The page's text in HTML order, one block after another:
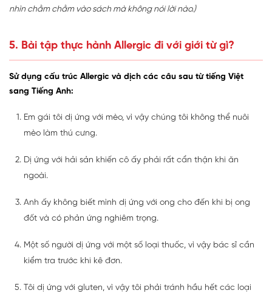
nhìn chằm chằm vào sách mà không nói lời nào.)
5. Bài tập thực hành Allergic đi với giới từ gì?
Sử dụng cấu trúc Allergic và dịch các câu sau từ tiếng Việt
sang Tiếng Anh:
Em gái tôi dị ứng với mèo, vì vậy chúng tôi không thể nuôi
mèo làm thú cưng.
Dị ứng với hải sản khiến cô ấy phải rất cẩn thận khi ăn
ngoài.
Anh ấy không biết mình dị ứng với ong cho đến khi bị ong
đốt và có phản ứng nghiêm trọng.
Một số người dị ứng với một số loại thuốc, vì vậy bác sĩ cần
kiểm tra trước khi kê đơn.
Tôi dị ứng với gluten, vì vậy tôi phải tránh hầu hết các loại